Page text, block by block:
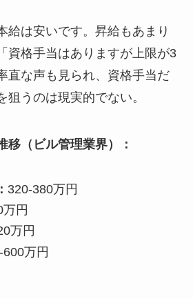
給は安いです。昇給もあまり
資格手当はありますが上限が3
直な声も見られ、資格手当だ
狙うのは現実的でない。
移（ビル管理業界）：
320-380万円
円
万円
600万円